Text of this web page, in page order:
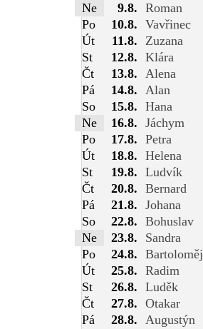
Ne
9.8. Roman
Po
10.8. Vavřinec
Út
11.8.
Zuzana
St
12.8. Klára
Čt
13.8. Alena
Pá
14.8. Alan
So
15.8. Hana
Ne
16.8. Jáchym
Po
17.8. Petra
Út
18.8. Helena
St
19.8. Ludvík
Čt
20.8. Bernard
Pá
21.8. Johana
So
22.8. Bohuslav
Ne
23.8.
Sandra
Po
24.8. Bartoloměj
Út
25.8. Radim
St
26.8. Luděk
Čt
27.8. Otakar
Pá
28.8. Augustýn